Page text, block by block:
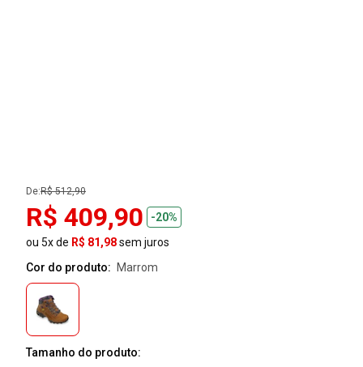
De:R$ 512,90
R$ 409,90
-20%
ou 5x de R$ 81,98sem juros
Cor do produto:
marrom
Tamanho do produto: